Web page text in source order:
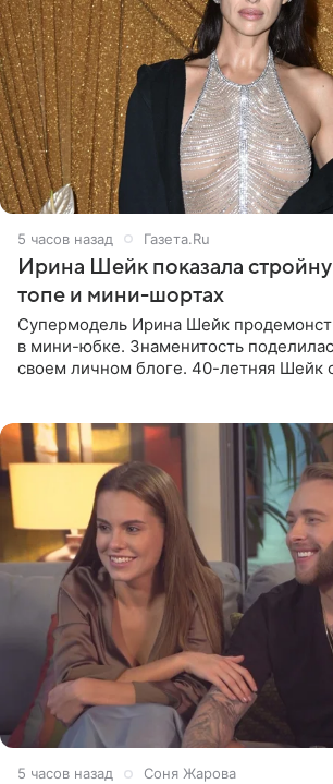
5 часов назад Газета.Ru
Ирина Шейк показала
топе и мини-шортах
Супермодель Ирина Шейк
в мини-юбке. Знаменитость
своем личном блоге. 40-летняя Шейк
5 часов назад Соня Жарова